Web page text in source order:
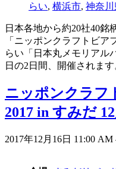
らい, 横浜市, 神奈川
日本各地から約20社40銘
「ニッポンクラフトビ
らい「日本丸メモリアル
日の2日間、開催されます
ニッポンクラフ
2017 in すみだ
2017年12月16日 11:00 AM